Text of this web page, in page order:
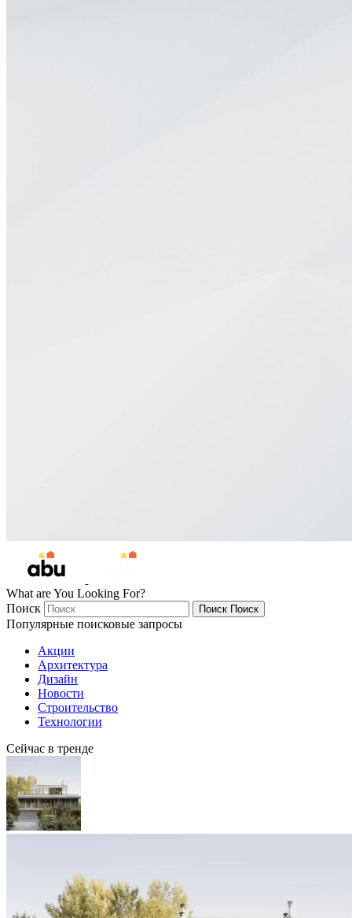
What are You Looking For?
Поиск
Поиск Поиск
Популярные поисковые запросы
Акции
Архитектура
Дизайн
Новости
Строительство
Технологии
Сейчас в тренде